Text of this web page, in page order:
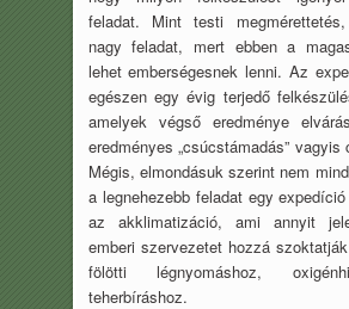
feladat. Mint testi
nagy feladat, mert ebben a
lehet emberségesnek lenni. Az
egészen egy évig terjedő
amelyek végső eredménye
eredményes „csúcstámadás”
Mégis, elmondásuk szerint nem
a legnehezebb feladat egy
az akklimatizáció, ami annyit
emberi szervezetet hozzá
fölötti légnyomáshoz,
teherbíráshoz.